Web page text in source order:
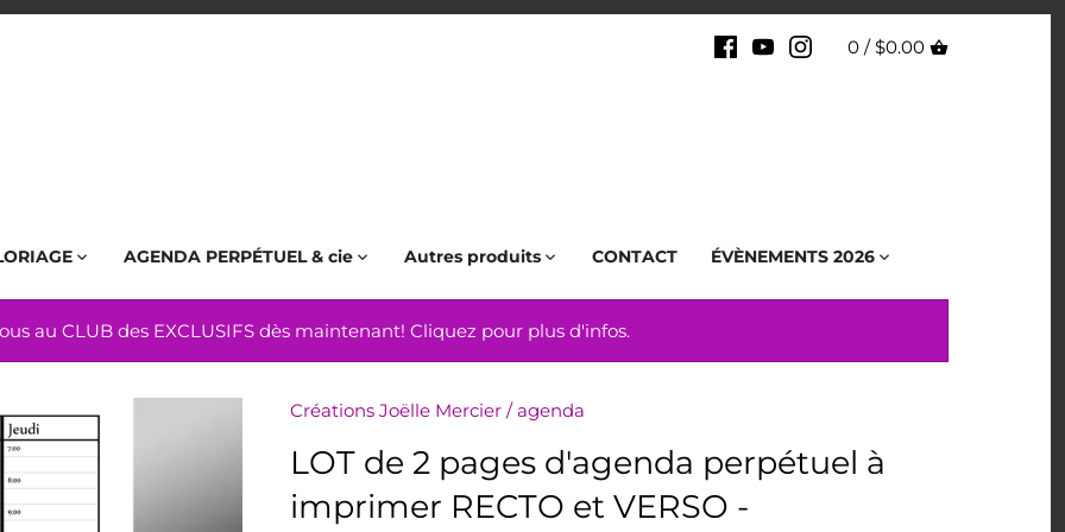
0 /$0.00
AGENDA PERPÉTUEL & cie Autres produits CONTACT ÉVÈNEMENTS 2026
au CLUB des EXCLUSIFS dès maintenant! Cliquez pour plus d'infos.
Créations Joëlle Mercier /agenda
LOT de 2 pages d'agenda perpétuel à
imprimer RECTO et VERSO -